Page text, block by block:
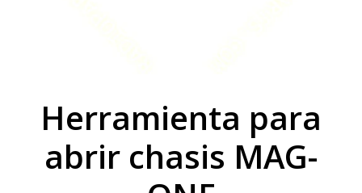
Herramienta para
abrir chasis MAG-